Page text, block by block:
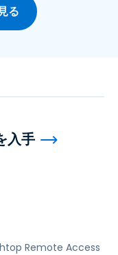
る
Remote Access
入手